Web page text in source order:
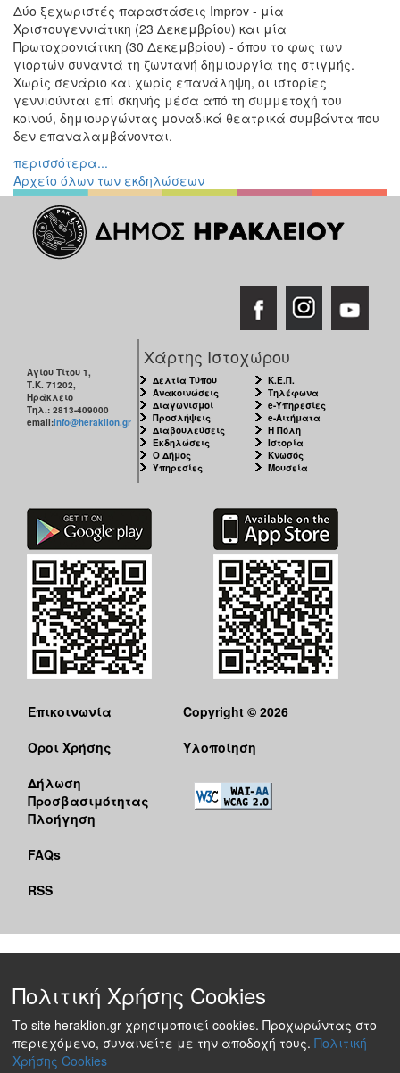
ΤΟΠΟΣ
ΜΑΣ
ΔΗΜΟΣ
ΠΟΛΙΤΙΣΜΟΣ
ΑΝΘΕΚΤΙΚΗ
Δύο ξεχωριστές παραστάσεις Improv - μία
Χριστουγεννιάτικη (23 Δεκεμβρίου) και μία
Πρωτοχρονιάτικη (30 Δεκεμβρίου) - όπου το φως των
γιορτών συναντά τη ζωντανή δημιουργία της στιγμής.
Χωρίς σενάριο και χωρίς επανάληψη, οι ιστορίες
γεννιούνται επί σκηνής μέσα από τη συμμετοχή του
κοινού, δημιουργώντας μοναδικά θεατρικά συμβάντα που
δεν επαναλαμβάνονται.
περισσότερα...
Αρχείο όλων των εκδηλώσεων
Αγίου Τίτου 1,
Τ.Κ. 71202,
Ηράκλειο
Τηλ.: 2813-409000
email:info@heraklion.gr
Χάρτης Ιστοχώρου
Δελτία Τύπου
Ανακοινώσεις
Διαγωνισμοί
Προσλήψεις
Διαβουλεύσεις
Εκδηλώσεις
Ο Δήμος
Υπηρεσίες
Κ.Ε.Π.
Τηλέφωνα
e-Υπηρεσίες
e-Αιτήματα
Η Πόλη
Ιστορία
Κνωσός
Μουσεία
Επικοινωνία
Όροι Χρήσης
Δήλωση
Προσβασιμότητας
Πλοήγηση
FAQs
RSS
Copyright © 2026
Υλοποίηση
Πολιτική Χρήσης Cookies
Το site heraklion.gr χρησιμοποιεί cookies. Προχωρώντας στο
περιεχόμενο, συναινείτε με την αποδοχή τους. Πολιτική
Χρήσης Cookies